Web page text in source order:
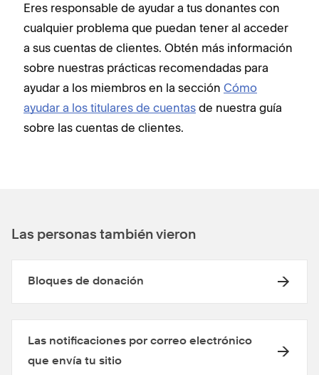
Eres responsable de ayudar a tus donantes con
cualquier problema que puedan tener al acceder
a sus cuentas de clientes. Obtén más información
sobre nuestras prácticas recomendadas para
ayudar a los miembros en la sección Cómo
ayudar a los titulares de cuentas de nuestra guía
sobre las cuentas de clientes.
Las personas también vieron
Bloques de donación
Las notificaciones por correo electrónico
que envía tu sitio